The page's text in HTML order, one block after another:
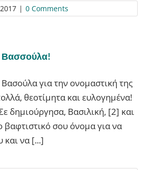
| 0 Comments
Βασσούλα!
για την ονομαστική της
θεοτίμητα και ευλογημένα!
δημιούργησα, Βασιλική, [2] και
βαφτιστικό σου όνομα για να
και να [...]